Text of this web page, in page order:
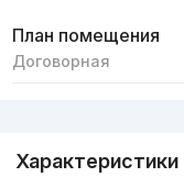
План помещения
Договорная
Характеристики